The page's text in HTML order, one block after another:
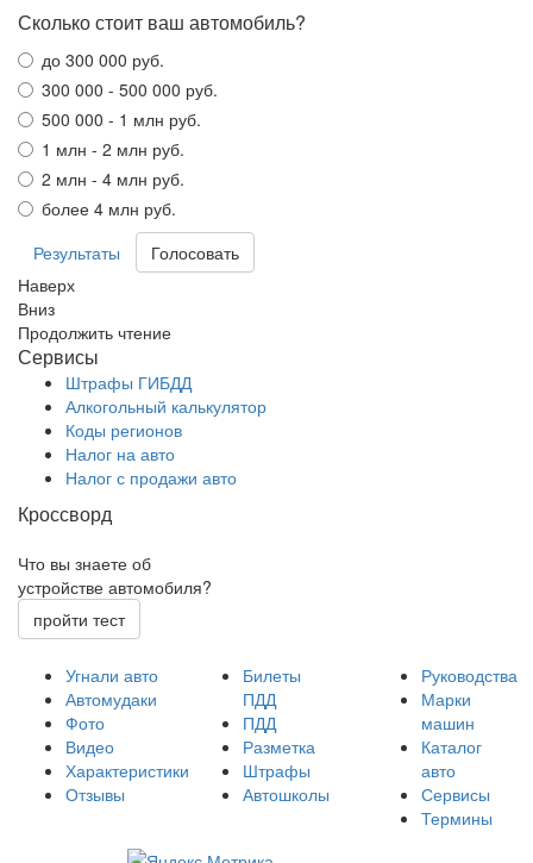
Сколько стоит ваш автомобиль?
до 300 000 руб.
300 000 - 500 000 руб.
500 000 - 1 млн руб.
1 млн - 2 млн руб.
2 млн - 4 млн руб.
более 4 млн руб.
Результаты
Наверх
Вниз
Продолжить чтение
Сервисы
Штрафы ГИБДД
Алкогольный калькулятор
Коды регионов
Налог на авто
Налог с продажи авто
Кроссворд
Что вы знаете об
устройстве автомобиля?
пройти тест
Угнали авто
Автомудаки
Фото
Видео
Характеристики
Отзывы
Билеты
ПДД
ПДД
Разметка
Штрафы
Автошколы
Руководства
Марки
машин
Каталог
авто
Сервисы
Термины